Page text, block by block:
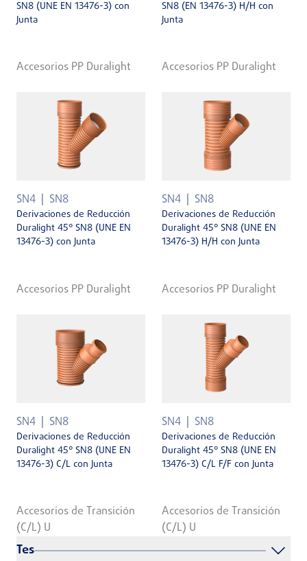
SN8 (UNE EN 13476-3) con
Junta
Accesorios PP Duralight
SN8 (EN 13476-3) H/H con
Junta
Accesorios PP Duralight
SN4 SN8
Derivaciones de Reducción
Duralight 45° SN8 (UNE EN
13476-3) con Junta
Accesorios PP Duralight
SN4 SN8
Derivaciones de Reducción
Duralight 45° SN8 (UNE EN
13476-3) H/H con Junta
Accesorios PP Duralight
SN4 SN8
Derivaciones de Reducción
Duralight 45° SN8 (UNE EN
13476-3) C/L con Junta
Accesorios de Transición
(C/L) U
SN4 SN8
Derivaciones de Reducción
Duralight 45° SN8 (UNE EN
13476-3) C/L F/F con Junta
Accesorios de Transición
(C/L) U
Tes